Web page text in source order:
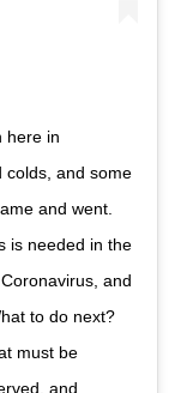
here in
colds, and some
and went.
is needed in the
and
to do next?
must be
and